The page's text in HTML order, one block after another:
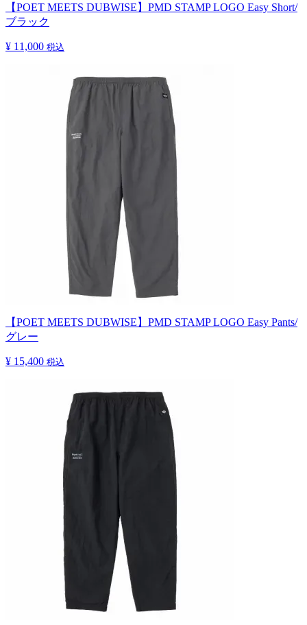
【POET MEETS DUBWISE】PMD STAMP LOGO Easy Short/
ブラック
¥ 11,000 税込
【POET MEETS DUBWISE】PMD STAMP LOGO Easy Pants/
グレー
¥ 15,400 税込